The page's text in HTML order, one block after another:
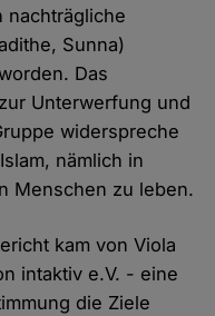
nachträgliche
Sunna)
Das
Unterwerfung und
widerspreche
nämlich in
Menschen zu leben.
kam von Viola
intaktiv e.V. - eine
die Ziele